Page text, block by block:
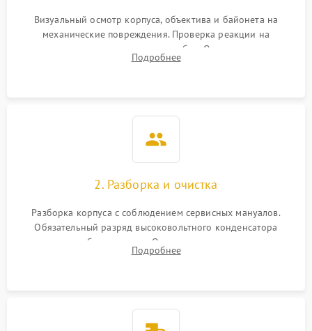
Визуальный осмотр корпуса, объектива и байонета на
механические повреждения. Проверка реакции на
включение, считывание кодов ошибок. Оценка состояния
матрицы и затвора, проверка работы автофокуса и вспышки.
Подробнее
2. Разборка и очистка
Разборка корпуса с соблюдением сервисных мануалов.
Обязательный разряд высоковольтного конденсатора
вспышки для безопасности. Очистка внутренних узлов от
пыли, песка и следов влаги с помощью спецсредств.
Подробнее